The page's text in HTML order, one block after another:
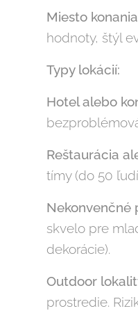
Miesto konania
hodnoty, štýl
Typy lokácií:
Hotel alebo
Reštaurácia
tímy (do 50
Nekonvenčné
skvelo pre
dekorácie).
Outdoor
prostredie.